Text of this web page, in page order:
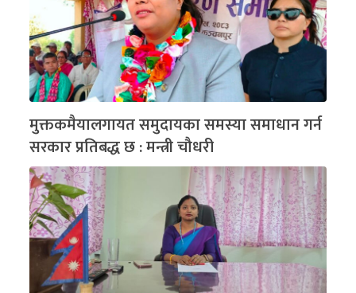
मुक्तकमैयालगायत समुदायका समस्या समाधान गर्न
सरकार प्रतिबद्ध छ : मन्त्री चौधरी